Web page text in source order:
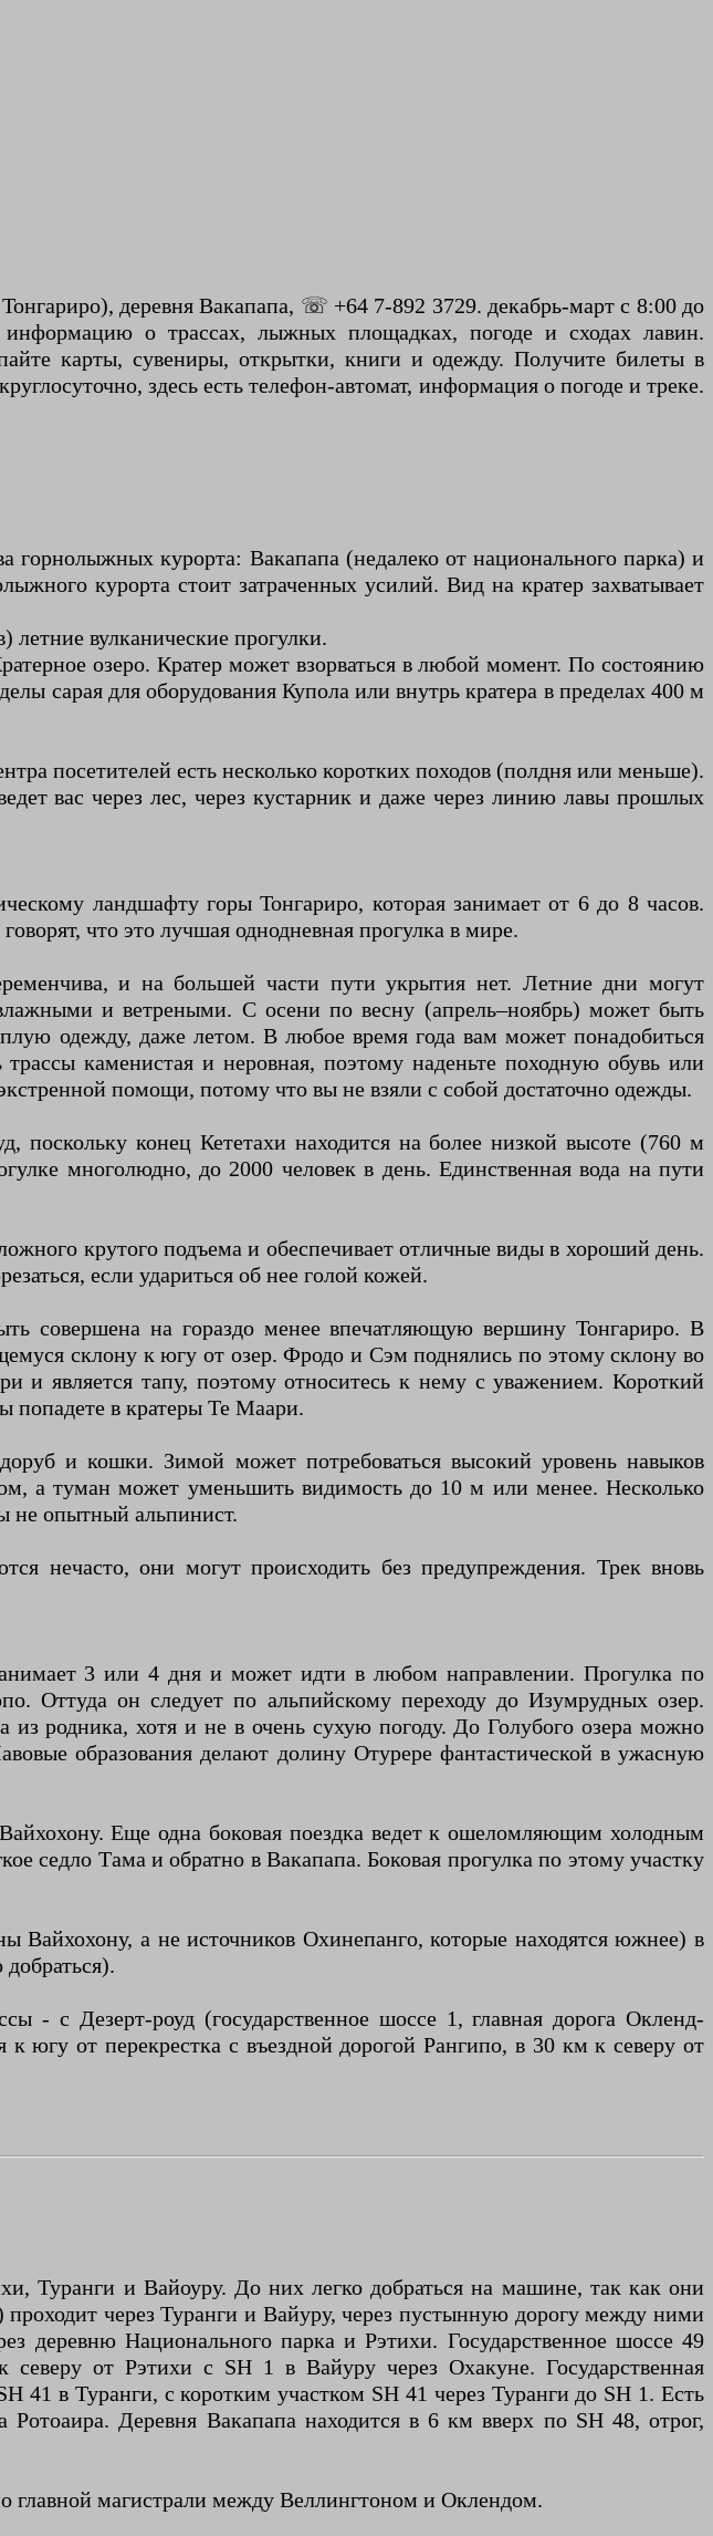
деревня Вакапапа, ☏ +64 7-892 3729. декабрь-март с 8:00 до
о трассах, лыжных площадках, погоде и сходах лавин.
карты, сувениры, открытки, книги и одежду. Получите билеты в
здесь есть телефон-автомат, информация о погоде и треке.
курорта: Вакапапа (недалеко от национального парка) и
курорта стоит затраченных усилий. Вид на кратер захватывает
летние вулканические прогулки.
озеро. Кратер может взорваться в любой момент. По состоянию
сарая для оборудования Купола или внутрь кратера в пределах 400 м
посетителей есть несколько коротких походов (полдня или меньше).
вас через лес, через кустарник и даже через линию лавы прошлых
ландшафту горы Тонгариро, которая занимает от 6 до 8 часов.
что это лучшая однодневная прогулка в мире.
и на большей части пути укрытия нет. Летние дни могут
и ветреными. С осени по весну (апрель–ноябрь) может быть
одежду, даже летом. В любое время года вам может понадобиться
каменистая и неровная, поэтому наденьте походную обувь или
помощи, потому что вы не взяли с собой достаточно одежды.
поскольку конец Кететахи находится на более низкой высоте (760 м
многолюдно, до 2000 человек в день. Единственная вода на пути
крутого подъема и обеспечивает отличные виды в хороший день.
если удариться об нее голой кожей.
совершена на гораздо менее впечатляющую вершину Тонгариро. В
склону к югу от озер. Фродо и Сэм поднялись по этому склону во
и является тапу, поэтому относитесь к нему с уважением. Короткий
попадете в кратеры Те Маари.
и кошки. Зимой может потребоваться высокий уровень навыков
а туман может уменьшить видимость до 10 м или менее. Несколько
не опытный альпинист.
нечасто, они могут происходить без предупреждения. Трек вновь
3 или 4 дня и может идти в любом направлении. Прогулка по
Оттуда он следует по альпийскому переходу до Изумрудных озер.
родника, хотя и не в очень сухую погоду. До Голубого озера можно
образования делают долину Отурере фантастической в ​​ужасную
Еще одна боковая поездка ведет к ошеломляющим холодным
седло Тама и обратно в Вакапапа. Боковая прогулка по этому участку
Вайхохону, а не источников Охинепанго, которые находятся южнее) в
- с Дезерт-роуд (государственное шоссе 1, главная дорога Окленд-
югу от перекрестка с въездной дорогой Рангипо, в 30 км к северу от
Туранги и Вайоуру. До них легко добраться на машине, так как они
через Туранги и Вайуру, через пустынную дорогу между ними
деревню Национального парка и Рэтихи. Государственное шоссе 49
от Рэтихи с SH 1 в Вайуру через Охакуне. Государственная
41 в Туранги, с коротким участком SH 41 через Туранги до SH 1. Есть
Деревня Вакапапа находится в 6 км вверх по SH 48, отрог,
главной магистрали между Веллингтоном и Оклендом.